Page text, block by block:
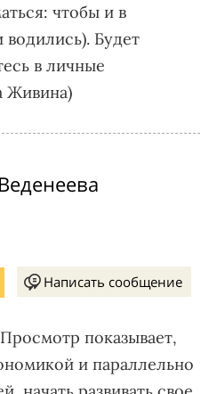
чтобы и в
водились). Будет
в личные
Живина)
Написать сообщение
показывает,
и параллельно